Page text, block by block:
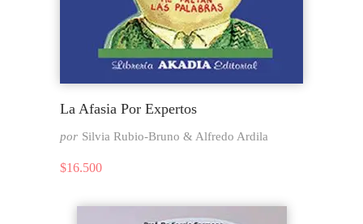
La Afasia Por Expertos
por Silvia Rubio-Bruno & Alfredo Ardila
$16.500